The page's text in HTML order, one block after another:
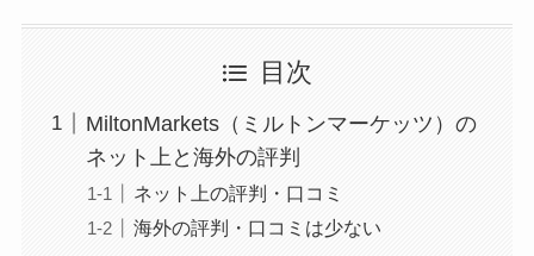
目次
MiltonMarkets（ミルトンマーケッツ）の
ネット上と海外の評判
ネット上の評判・口コミ
海外の評判・口コミは少ない